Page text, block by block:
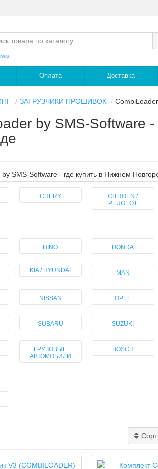
Оплата Доставка
ЗАГРУЗЧИКИ ПРОШИВОК
by SMS-Software
CHERY
CITROEN /
PEUGEOT
HINO HONDA
KIA / HYUNDAI MAN
NISSAN OPEL
SUBARU SUZUKI
ГРУЗОВЫЕ
АВТОМОБИЛИ
BOSCH